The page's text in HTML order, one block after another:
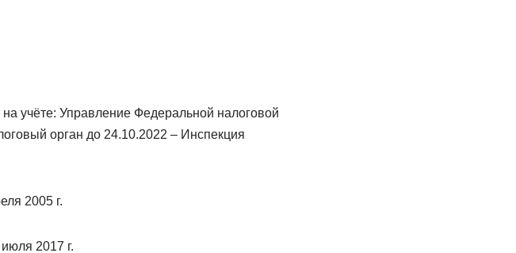
учёте: Управление Федеральной налоговой
орган до 24.10.2022 – Инспекция
2005 г.
2017 г.